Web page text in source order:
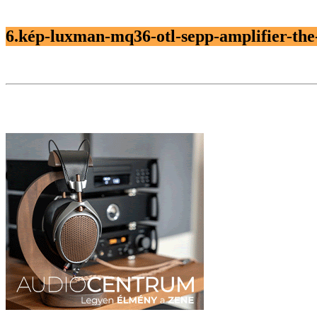
6.kép-luxman-mq36-otl-sepp-amplifier-